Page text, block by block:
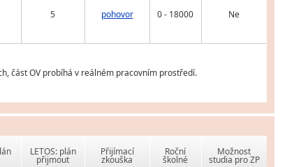
5 pohovor 0 - 18000 Ne
část OV probíhá v reálném pracovním prostředí.
LETOS: plán
přijmout
Přijímací
zkouška
Roční
školné
Možnost
studia pro ZP